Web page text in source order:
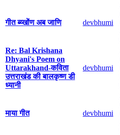
गीत ब्य्खोंण अब जाणि devbhumi
Re: Bal Krishana
Dhyani's Poem on
Uttarakhand-कविता
उत्तराखंड की बालकृष्ण डी
ध्यानी
devbhumi
माया गीत devbhumi